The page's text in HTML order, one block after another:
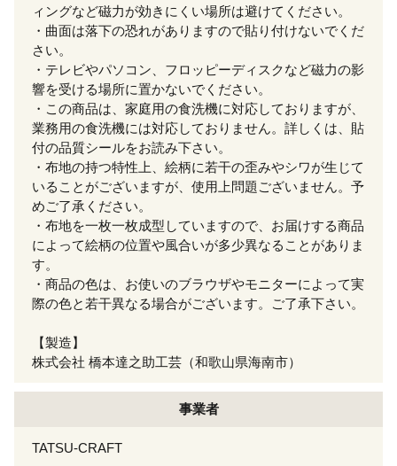
ィングなど磁力が効きにくい場所は避けてください。
・曲面は落下の恐れがありますので貼り付けないでくだ
さい。
・テレビやパソコン、フロッピーディスクなど磁力の影
響を受ける場所に置かないでください。
・この商品は、家庭用の食洗機に対応しておりますが、
業務用の食洗機には対応しておりません。詳しくは、貼
付の品質シールをお読み下さい。
・布地の持つ特性上、絵柄に若干の歪みやシワが生じて
いることがございますが、使用上問題ございません。予
めご了承ください。
・布地を一枚一枚成型していますので、お届けする商品
によって絵柄の位置や風合いが多少異なることがありま
す。
・商品の色は、お使いのブラウザやモニターによって実
際の色と若干異なる場合がございます。ご了承下さい。
【製造】
株式会社 橋本達之助工芸（和歌山県海南市）
事業者
TATSU-CRAFT